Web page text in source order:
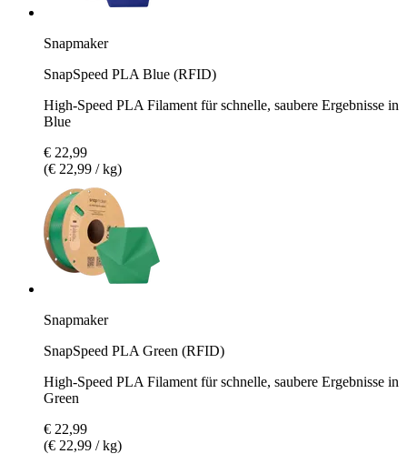
Snapmaker
SnapSpeed PLA Blue (RFID)
High-Speed PLA Filament für schnelle, saubere Ergebnisse in
Blue
€ 22,99
(€ 22,99 / kg)
Snapmaker
SnapSpeed PLA Green (RFID)
High-Speed PLA Filament für schnelle, saubere Ergebnisse in
Green
€ 22,99
(€ 22,99 / kg)